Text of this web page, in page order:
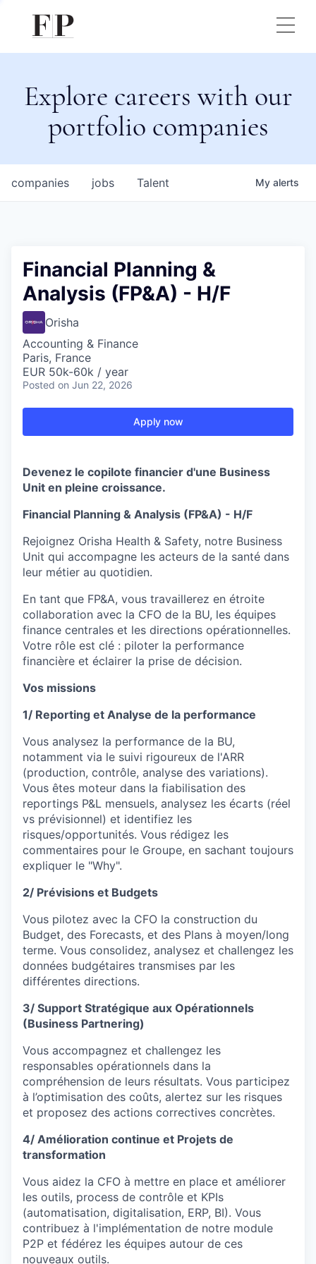
Explore careers with our
portfolio companies
jobs
companies Talent My alerts
Financial Planning &
Analysis (FP&A) - H/F
Orisha
Accounting & Finance
Paris, France
EUR 50k-60k / year
Posted on Jun 22, 2026
Apply now
Devenez le copilote financier d'une Business
Unit en pleine croissance.
Financial Planning & Analysis (FP&A) - H/F
Rejoignez Orisha Health & Safety, notre Business
Unit qui accompagne les acteurs de la santé dans
leur métier au quotidien.
En tant que FP&A, vous travaillerez en étroite
collaboration avec la CFO de la BU, les équipes
finance centrales et les directions opérationnelles.
Votre rôle est clé : piloter la performance
financière et éclairer la prise de décision.
Vos missions
1/ Reporting et Analyse de la performance
Vous analysez la performance de la BU,
notamment via le suivi rigoureux de l'ARR
(production, contrôle, analyse des variations).
Vous êtes moteur dans la fiabilisation des
reportings P&L mensuels, analysez les écarts (réel
vs prévisionnel) et identifiez les
risques/opportunités. Vous rédigez les
commentaires pour le Groupe, en sachant toujours
expliquer le "Why".
2/ Prévisions et Budgets
Vous pilotez avec la CFO la construction du
Budget, des Forecasts, et des Plans à moyen/long
terme. Vous consolidez, analysez et challengez les
données budgétaires transmises par les
différentes directions.
3/ Support Stratégique aux Opérationnels
(Business Partnering)
Vous accompagnez et challengez les
responsables opérationnels dans la
compréhension de leurs résultats. Vous participez
à l’optimisation des coûts, alertez sur les risques
et proposez des actions correctives concrètes.
4/ Amélioration continue et Projets de
transformation
Vous aidez la CFO à mettre en place et améliorer
les outils, process de contrôle et KPIs
(automatisation, digitalisation, ERP, BI). Vous
contribuez à l'implémentation de notre module
P2P et fédérez les équipes autour de ces
nouveaux outils.